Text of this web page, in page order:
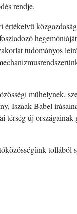
rendje.
tudományos
műhelynek,
Iszaak Babel
új
tollából